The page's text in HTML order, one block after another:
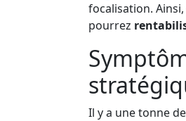
focalisation.
pourrez
Il y a une tonne